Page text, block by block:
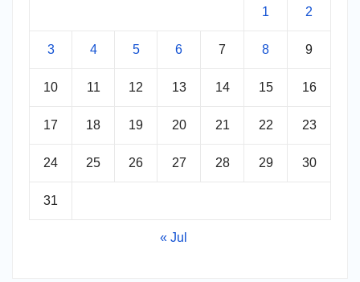
1 2
3 4 5 6 7 8 9
10 11 12 13 14 15 16
17 18 19 20 21 22 23
24 25 26 27 28 29 30
31
« Jul